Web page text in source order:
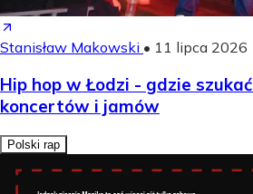
Stanisław Makowski • 11 lipca 2026
Hip hop w Łodzi - gdzie
koncertów i jamów
Polski rap